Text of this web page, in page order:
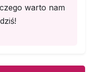
warto nam